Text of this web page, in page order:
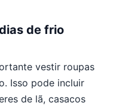
de frio
vestir roupas
Isso pode incluir
de lã, casacos